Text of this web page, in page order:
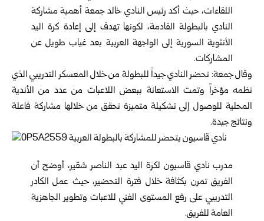
اللقاءات، حيث أكد رئيس النادي خالد جمعة أهمية مشاركة
النادي بالبطولة القادمة، لكونها تهدف إلى إعادة كرة اليد
الأنثوية السورية إلى الواجهة العربية بعد غياب طويل عن
المشاركات.
وقال جمعة: تحضر النادي جيداً للبطولة من خلال المعسكر التدريبي الذي
نظمه مؤخراً وتمت الاستعانة ببعض اللاعبات من عدد من الأندية
المحلية للوصول إلى تشكيلة متميزة نحقق من خلالها مشاركة فاعلة
ونتائج جيدة.
مدرب نادي قاسيون لكرة اليد عبد الناصر شقير، أوضح أن
الفريق تمرن بكثافة خلال فترة التحضير، حيث عمل الكادر
التدريبي على رفع المستوى الفني للاعبات وتطوير الجاهزية
العامة للفريق.